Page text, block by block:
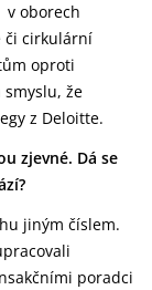
v oborech
či cirkulární
oproti
že
z Deloitte.
zjevné. Dá se
jiným číslem.
poradci